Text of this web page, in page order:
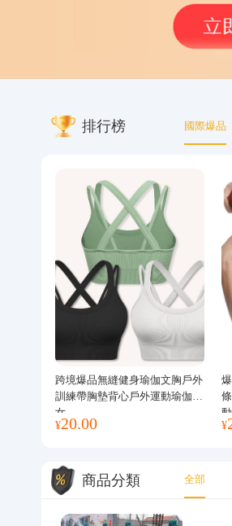
排行榜 國際爆品
跨境爆品無縫健身瑜伽文胸戶外
訓練帶胸墊背心戶外運動瑜伽服
女
¥20.00 ¥
商品分類 全部